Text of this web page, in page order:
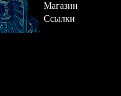
Магазин
Ссылки